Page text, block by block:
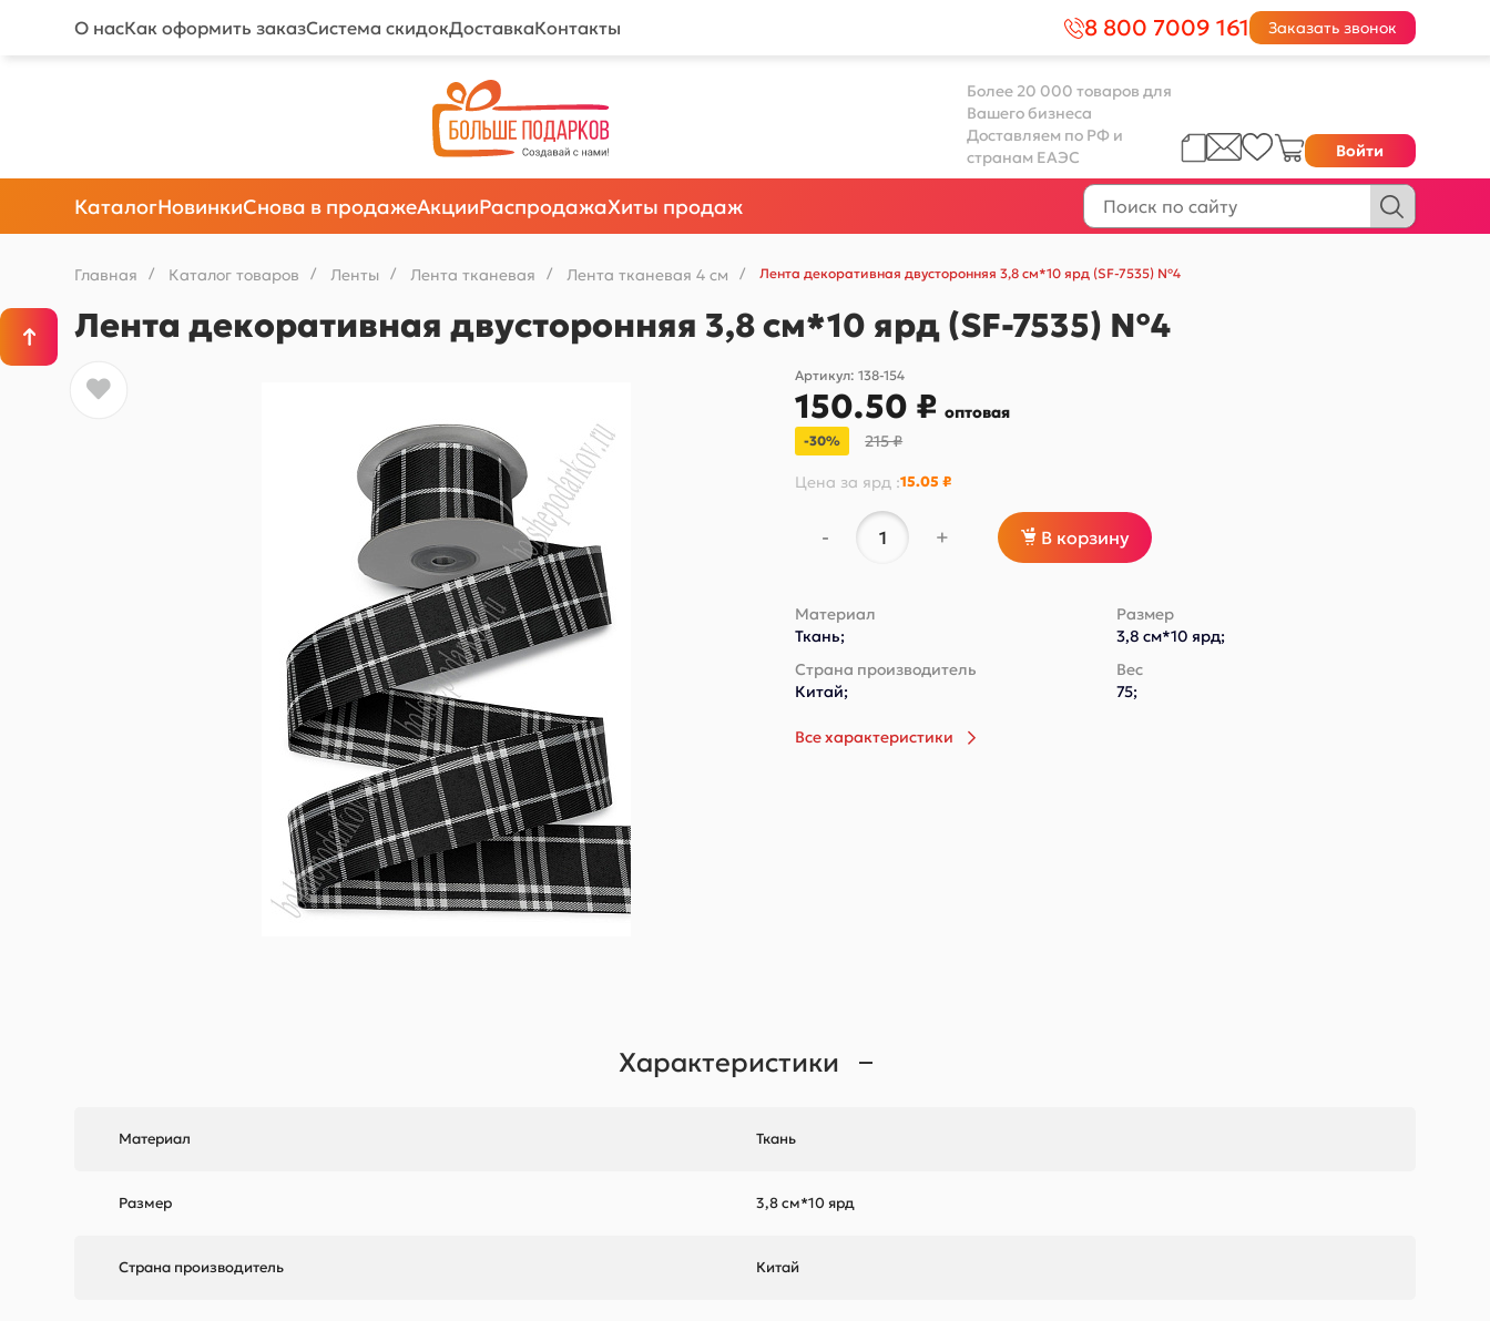
О насКак оформить заказСистема скидокДоставкаКонтакты 8 800 7009 161 Заказать звонок
Более 20 000 товаров для
Вашего бизнеса
Доставляем по РФ и
странам ЕАЭС
Войти
КаталогНовинкиСнова в продажеАкцииРаспродажаХиты продаж
Главная / Каталог товаров / Ленты / Лента тканевая / Лента тканевая 4 см / Лента декоративная двусторонняя 3,8 см*10 ярд (SF-7535) №4
Лента декоративная двусторонняя 3,8 см*10 ярд (SF-7535) №4
Артикул:138-154
150.50 ₽оптовая
-30% 215 ₽
Цена за ярд :15.05 ₽
- + В корзину
Материал
Ткань;
Размер
3,8 см*10 ярд;
Страна производитель
Китай;
Вес
75;
Все характеристики
Характеристики
Материал Ткань
Размер 3,8 см*10 ярд
Страна производитель Китай